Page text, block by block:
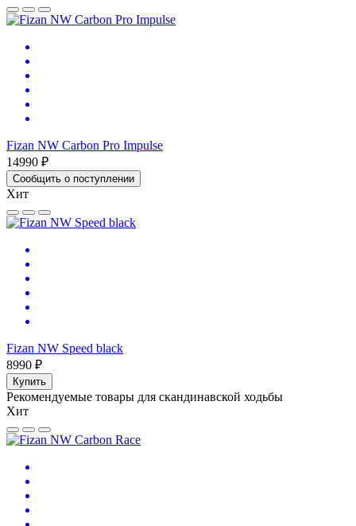
Fizan NW Carbon Pro Impulse
14990 ₽
Сообщить о поступлении
Хит
Fizan NW Speed black
8990 ₽
Купить
Рекомендуемые товары для скандинавской ходьбы
Хит